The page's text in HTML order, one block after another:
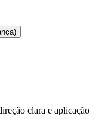
clara e aplicação